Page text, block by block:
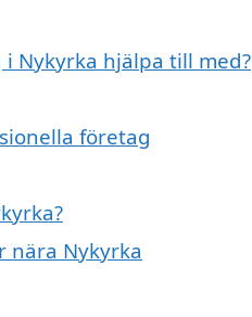
Nykyrka hjälpa till med?
företag
nära Nykyrka